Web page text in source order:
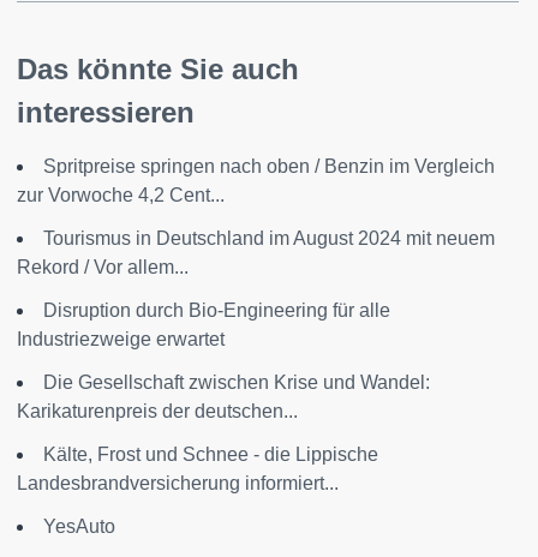
Das könnte Sie auch
interessieren
Spritpreise springen nach oben / Benzin im Vergleich
zur Vorwoche 4,2 Cent...
Tourismus in Deutschland im August 2024 mit neuem
Rekord / Vor allem...
Disruption durch Bio-Engineering für alle
Industriezweige erwartet
Die Gesellschaft zwischen Krise und Wandel:
Karikaturenpreis der deutschen...
Kälte, Frost und Schnee - die Lippische
Landesbrandversicherung informiert...
YesAuto